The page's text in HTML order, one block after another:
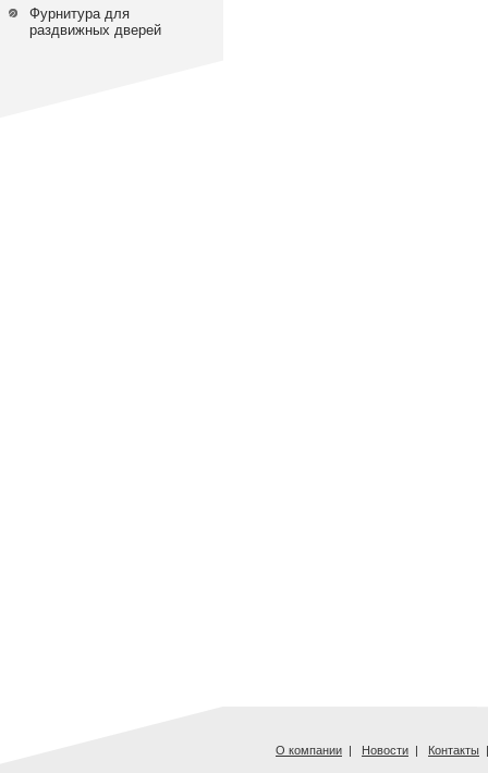
Фурнитура для
раздвижных дверей
О компании | Новости | Контакты |